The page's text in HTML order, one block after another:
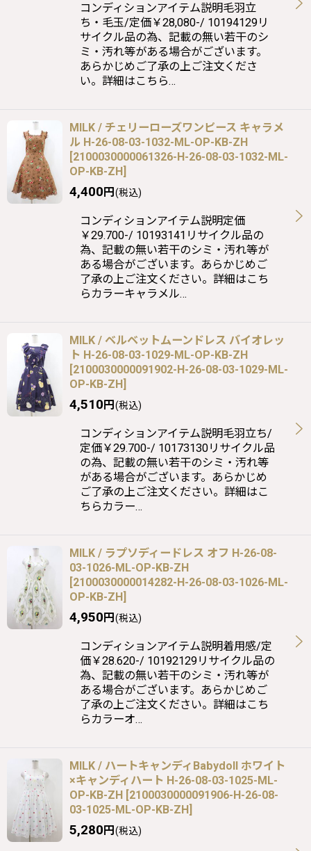
コンディションアイテム説明毛羽立
ち・毛玉/定価￥28,080-/ 10194129リ
サイクル品の為、記載の無い若干のシ
ミ・汚れ等がある場合がございます。
あらかじめご了承の上ご注文くださ
い。詳細はこちら…
MILK / チェリーローズワンピース キャラメ
ル H-26-08-03-1032-ML-OP-KB-ZH
[2100030000061326-H-26-08-03-1032-ML-
OP-KB-ZH]
4,400円(税込)
コンディションアイテム説明定価
￥29.700-/ 10193141リサイクル品の
為、記載の無い若干のシミ・汚れ等が
ある場合がございます。あらかじめご
了承の上ご注文ください。詳細はこち
らカラーキャラメル…
MILK / ベルベットムーンドレス バイオレッ
ト H-26-08-03-1029-ML-OP-KB-ZH
[2100030000091902-H-26-08-03-1029-ML-
OP-KB-ZH]
4,510円(税込)
コンディションアイテム説明毛羽立ち/
定価￥29.700-/ 10173130リサイクル品
の為、記載の無い若干のシミ・汚れ等
がある場合がございます。あらかじめ
ご了承の上ご注文ください。詳細はこ
ちらカラー…
MILK / ラプソディードレス オフ H-26-08-
03-1026-ML-OP-KB-ZH
[2100030000014282-H-26-08-03-1026-ML-
OP-KB-ZH]
4,950円(税込)
コンディションアイテム説明着用感/定
価￥28.620-/ 10192129リサイクル品の
為、記載の無い若干のシミ・汚れ等が
ある場合がございます。あらかじめご
了承の上ご注文ください。詳細はこち
らカラーオ…
MILK / ハートキャンディBabydoll ホワイト
×キャンディハート H-26-08-03-1025-ML-
OP-KB-ZH [2100030000091906-H-26-08-
03-1025-ML-OP-KB-ZH]
5,280円(税込)